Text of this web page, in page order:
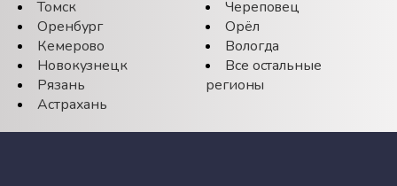
Томск
Оренбург
Кемерово
Новокузнецк
Рязань
Астрахань
Череповец
Орёл
Вологда
Все остальные
регионы